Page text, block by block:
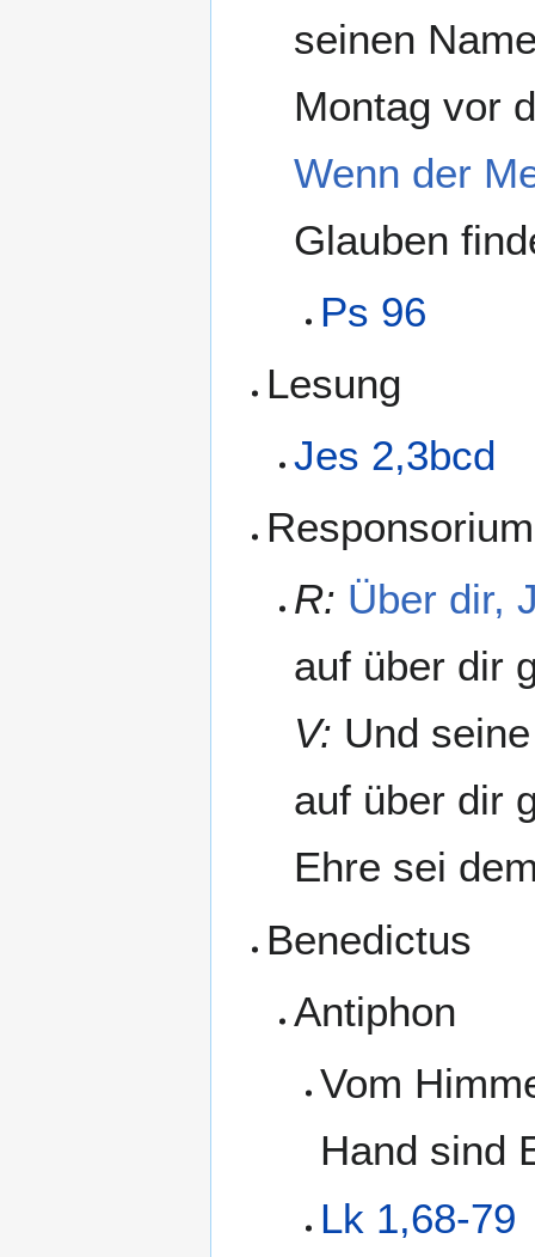
seinen
Montag vor
Wenn der
Glauben
Ps 96
Lesung
Jes 2,3bcd
Responsorium
R: Über dir,
auf über dir
V: Und
auf über dir
Ehre sei
Benedictus
Antiphon
Vom
Hand sind
Lk 1,68-79